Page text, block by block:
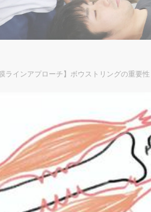
膜ラインアプローチ】ボウストリングの重要性